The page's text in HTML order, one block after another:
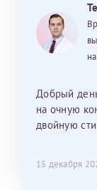
Добрый
на очную
двойную
15 декабря